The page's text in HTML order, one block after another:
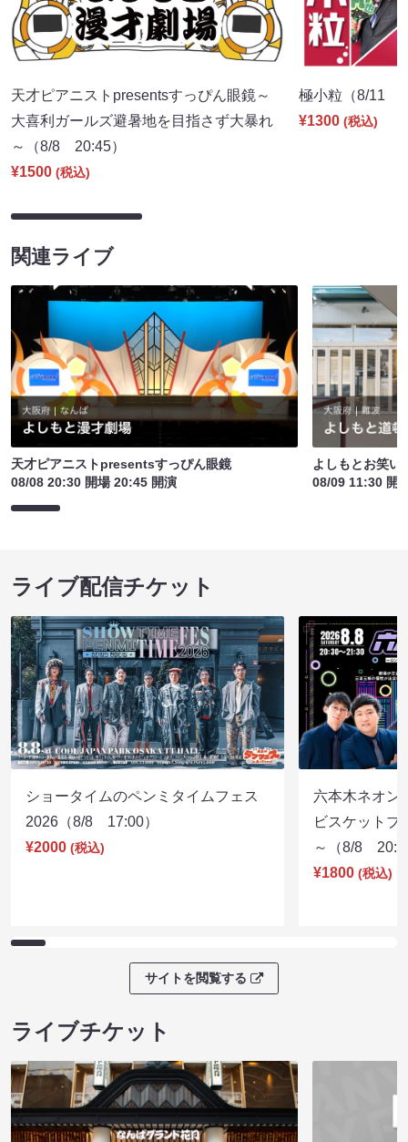
天才ピアニストpresentsすっぴん眼鏡～
大喜利ガールズ避暑地を目指さず大暴れ
～（8/8 20:45）
¥1500 (税込)
極小粒（8/11
¥1300 (税込)
関連ライブ
天才ピアニストpresentsすっぴん眼鏡
08/08 20:30 開場 20:45 開演
よしもとお笑い
08/09 11:30 開
ライブ配信チケット
ショータイムのペンミタイムフェス
2026（8/8 17:00）
¥2000 (税込)
六本木ネオン
ビスケットブ
～（8/8
¥1800 (税込)
サイトを閲覧する
ライブチケット